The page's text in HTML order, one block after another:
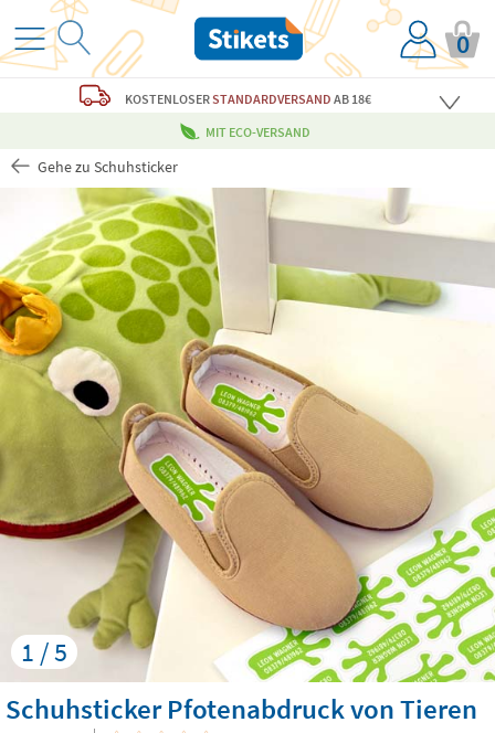
0
KOSTENLOSERSTANDARDVERSAND AB 18€
MIT ECO-VERSAND
Gehe zu Schuhsticker
1 / 5
Schuhsticker Pfotenabdruck von Tieren